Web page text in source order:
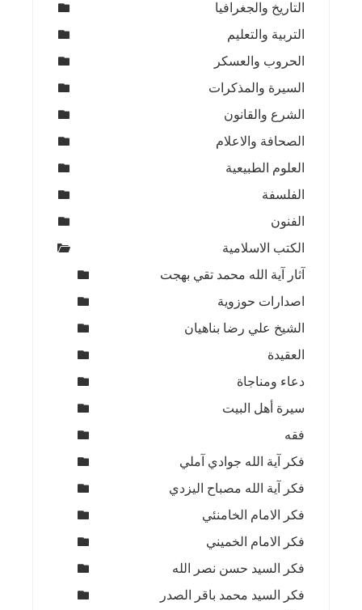
التاريخ والجغرافيا
التربية والتعليم
الحروب والعسكر
السيرة والمذكرات
الشرع والقانون
الصحافة والاعلام
العلوم الطبيعية
الفلسفة
الفنون
الكتب الاسلامية
آثار آية الله محمد تقي بهجت
اصدارات حوزوية
الشيخ علي رضا بناهيان
العقيدة
دعاء ومناجاة
سيرة أهل البيت
فقه
فكر آية الله جوادي آملي
فكر آية الله مصباح اليزدي
فكر الامام الخامنئي
فكر الامام الخميني
فكر السيد حسن نصر الله
فكر السيد محمد باقر الصدر